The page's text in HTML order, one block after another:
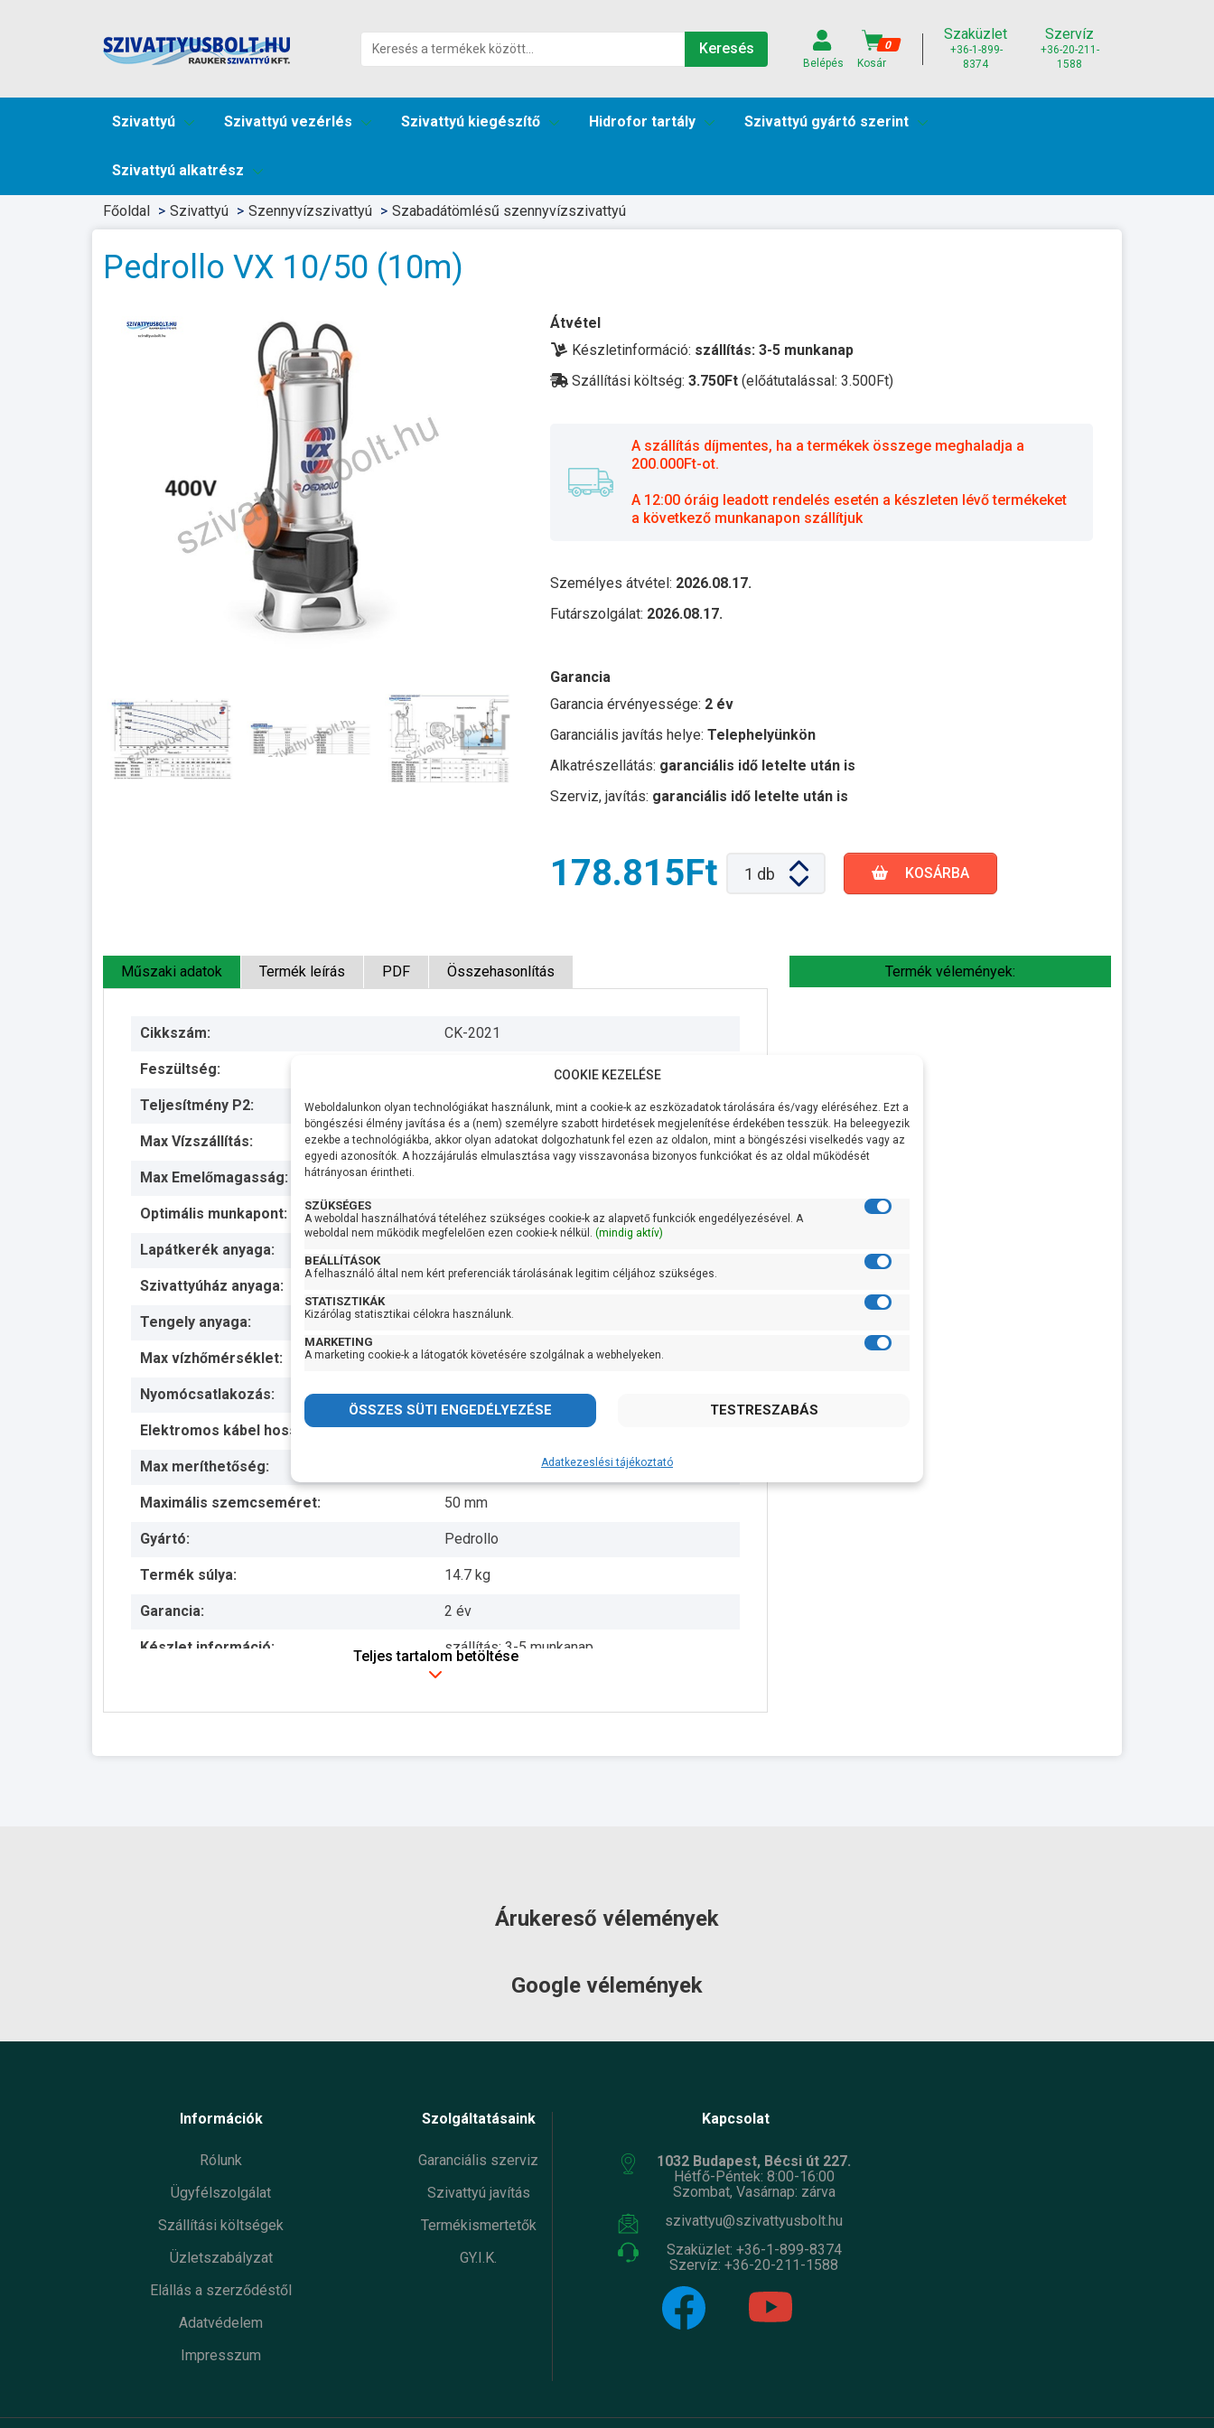
Keresés
Belépés
0
Kosár
Szaküzlet
+36-1-899-
8374
Szervíz
+36-20-211-
1588
Szivattyú Szivattyú vezérlés Szivattyú kiegészítő Hidrofor tartály Szivattyú gyártó szerint
Szivattyú alkatrész
Főoldal Szivattyú Szennyvízszivattyú Szabadátömlésű szennyvízszivattyú
Pedrollo VX 10/50 (10m)
Átvétel
Készletinformáció: szállítás: 3-5 munkanap
Szállítási költség: 3.750Ft (előátutalással: 3.500Ft)
A szállítás díjmentes, ha a termékek összege meghaladja a
200.000Ft-ot.
A 12:00 óráig leadott rendelés esetén a készleten lévő termékeket
a következő munkanapon szállítjuk
Személyes átvétel: 2026.08.17.
Futárszolgálat: 2026.08.17.
Garancia
Garancia érvényessége: 2 év
Garanciális javítás helye: Telephelyünkön
Alkatrészellátás: garanciális idő letelte után is
Szerviz, javítás: garanciális idő letelte után is
178.815Ft 1 db KOSÁRBA
Műszaki adatok Termék leírás PDF Összehasonlítás
Cikkszám: CK-2021
Feszültség:
Teljesítmény P2: 750W
Max Vízszállítás: 550 liter/perc
Max Emelőmagasság:
Optimális munkapont: 5 méteren 400 liter/perc
Lapátkerék anyaga:
Szivattyúház anyaga: AISI 304 rozsdamentes acél és öntvény
Tengely anyaga: AISI 431 rozsdamentes acél
Max vízhőmérséklet: + 40 fok
Nyomócsatlakozás: 2 coll
Elektromos kábel hossza: 10 méter
Max meríthetőség:
Maximális szemcseméret: 50 mm
Gyártó: Pedrollo
Termék súlya: 14.7 kg
Garancia: 2 év
Készlet információ: szállítás: 3-5 munkanap
Teljes tartalom betöltése
Termék vélemények:
Árukereső vélemények
Google vélemények
Információk
Rólunk
Ügyfélszolgálat
Szállítási költségek
Üzletszabályzat
Elállás a szerződéstől
Adatvédelem
Impresszum
Szolgáltatásaink
Garanciális szerviz
Szivattyú javítás
Termékismertetők
GY.I.K.
Kapcsolat
1032 Budapest, Bécsi út 227.
Hétfő-Péntek: 8:00-16:00
Szombat, Vasárnap: zárva
szivattyu@szivattyusbolt.hu
Szaküzlet: +36-1-899-8374
Szervíz: +36-20-211-1588
COOKIE KEZELÉSE
Weboldalunkon olyan technológiákat használunk, mint a cookie-k az eszközadatok tárolására és/vagy eléréséhez. Ezt a
böngészési élmény javítása és a (nem) személyre szabott hirdetések megjelenítése érdekében tesszük. Ha beleegyezik
ezekbe a technológiákba, akkor olyan adatokat dolgozhatunk fel ezen az oldalon, mint a böngészési viselkedés vagy az
egyedi azonosítók. A hozzájárulás elmulasztása vagy visszavonása bizonyos funkciókat és az oldal működését
hátrányosan érintheti.
SZÜKSÉGES
A weboldal használhatóvá tételéhez szükséges cookie-k az alapvető funkciók engedélyezésével. A
weboldal nem működik megfelelően ezen cookie-k nélkül. (mindig aktív)
BEÁLLÍTÁSOK
A felhasználó által nem kért preferenciák tárolásának legitim céljához szükséges.
STATISZTIKÁK
Kizárólag statisztikai célokra használunk.
MARKETING
A marketing cookie-k a látogatók követésére szolgálnak a webhelyeken.
Adatkezeslési tájékoztató